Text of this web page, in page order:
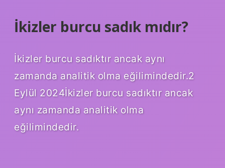
İkizler burcu sadık mıdır?
İkizler burcu sadıktır ancak aynı
zamanda analitik olma eğilimindedir.2
Eylül 2024İkizler burcu sadıktır ancak
aynı zamanda analitik olma
eğilimindedir.